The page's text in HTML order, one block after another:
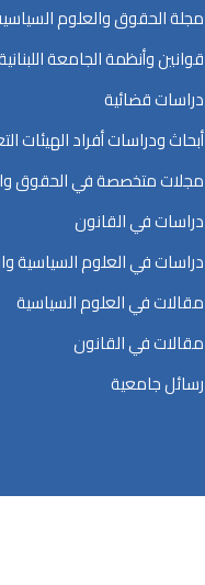
مجلة الحقوق والعلوم
قوانين وأنظمة الجامعة
دراسات قضائية
أبحاث ودراسات أفراد الهيئات
مجلات متخصصة في الحقوق
دراسات في القانون
دراسات في العلوم السياسية
مقالات في العلوم السياسية
مقالات في القانون
رسائل جامعية